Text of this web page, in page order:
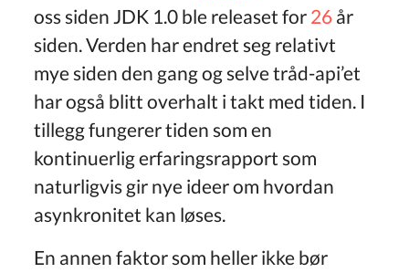
oss siden JDK 1.0 ble releaset for 26 år
siden. Verden har endret seg relativt
mye siden den gang og selve tråd-api’et
har også blitt overhalt i takt med tiden. I
tillegg fungerer tiden som en
kontinuerlig erfaringsrapport som
naturligvis gir nye ideer om hvordan
asynkronitet kan løses.
En annen faktor som heller ikke bør